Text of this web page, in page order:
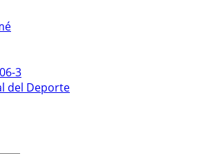
3
del Deporte